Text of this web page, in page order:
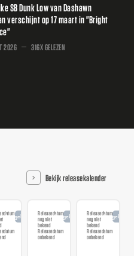
SB Dunk Low van Dashawn
verschijnt op 17 maart in "Bright
2026 316X GELEZEN
Bekijk releasekalender
AangekondigdReleasedatum
nog niet
bekend
Releasedatum
onbekend
AangekondigdReleasedatum
nog niet
bekend
Releasedatum
onbekend